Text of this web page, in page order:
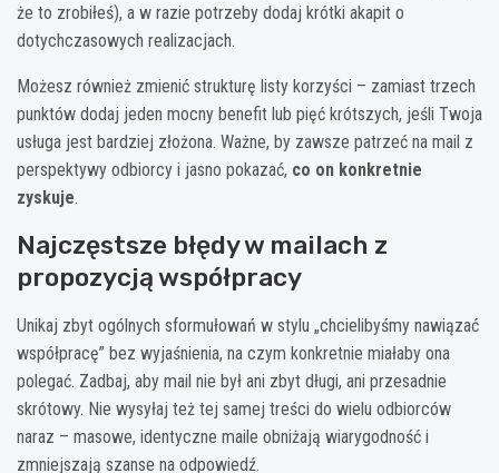
że to zrobiłeś), a w razie potrzeby dodaj krótki akapit o
dotychczasowych realizacjach.
Możesz również zmienić strukturę listy korzyści – zamiast trzech
punktów dodaj jeden mocny benefit lub pięć krótszych, jeśli Twoja
usługa jest bardziej złożona. Ważne, by zawsze patrzeć na mail z
perspektywy odbiorcy i jasno pokazać, co on konkretnie
zyskuje.
Najczęstsze błędy w mailach z
propozycją współpracy
Unikaj zbyt ogólnych sformułowań w stylu „chcielibyśmy nawiązać
współpracę” bez wyjaśnienia, na czym konkretnie miałaby ona
polegać. Zadbaj, aby mail nie był ani zbyt długi, ani przesadnie
skrótowy. Nie wysyłaj też tej samej treści do wielu odbiorców
naraz – masowe, identyczne maile obniżają wiarygodność i
zmniejszają szanse na odpowiedź.